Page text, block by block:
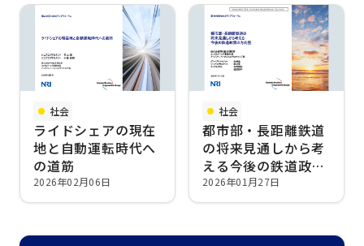
社会
ライドシェアの現在
地と自動運転時代へ
の道筋
2026年02月06日
社会
都市部・長距離鉄道
の将来見通しから考
える今後の鉄道政策
の方向性
2026年01月27日